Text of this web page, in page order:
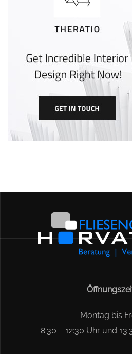
Montag bis
8:30 – 12:30 Uhr und